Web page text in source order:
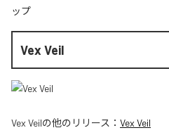
ップ
Vex Veil
Vex Veilの他のリリース： Vex Veil